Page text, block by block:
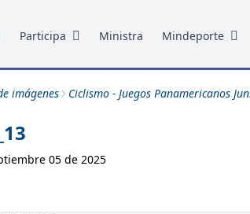
Participa Ministra Mindeporte
imágenes Ciclismo - Juegos Panamericanos
05 de 2025